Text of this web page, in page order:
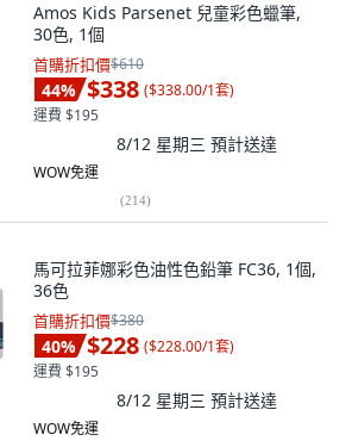
Amos Kids Parsenet 兒童彩色蠟筆,
30色, 1個
首購折扣價$610
44% $338 ($338.00/1套)
運費 $195
8/12 星期三 預計送達
WOW免運
(214)
馬可拉菲娜彩色油性色鉛筆 FC36, 1個,
36色
首購折扣價$380
40% $228 ($228.00/1套)
運費 $195
8/12 星期三 預計送達
WOW免運